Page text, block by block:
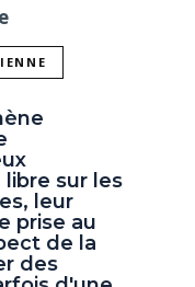
sur les
leur
prise au
de la
des